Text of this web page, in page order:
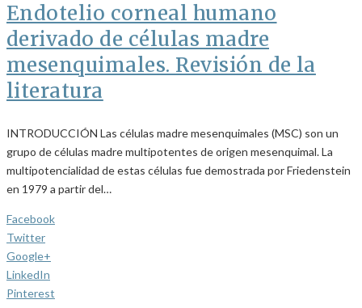
Endotelio corneal humano
derivado de células madre
mesenquimales. Revisión de la
literatura
INTRODUCCIÓN Las células madre mesenquimales (MSC) son un
grupo de células madre multipotentes de origen mesenquimal. La
multipotencialidad de estas células fue demostrada por Friedenstein
en 1979 a partir del…
Facebook
Twitter
Google+
LinkedIn
Pinterest